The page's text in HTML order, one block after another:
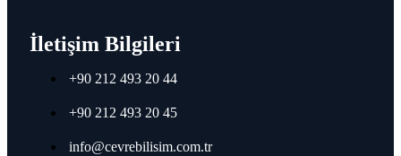
Teltonika Access Points
Teltonika Wi-Fi 4 Access Points
Teltonika Wi-Fi 5 Access Points
İletişim Bilgileri
+90 212 493 20 44
+90 212 493 20 45
info@cevrebilisim.com.tr